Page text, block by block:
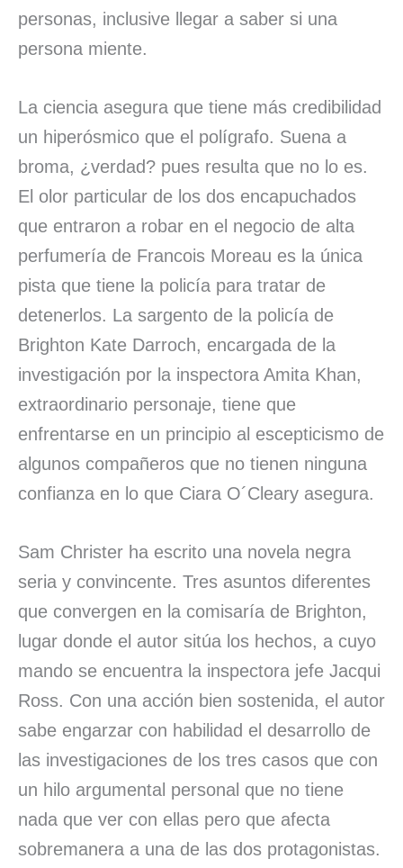
personas, inclusive llegar a saber si una
persona miente.
La ciencia asegura que tiene más credibilidad
un hiperósmico que el polígrafo. Suena a
broma, ¿verdad? pues resulta que no lo es.
El olor particular de los dos encapuchados
que entraron a robar en el negocio de alta
perfumería de Francois Moreau es la única
pista que tiene la policía para tratar de
detenerlos. La sargento de la policía de
Brighton Kate Darroch, encargada de la
investigación por la inspectora Amita Khan,
extraordinario personaje, tiene que
enfrentarse en un principio al escepticismo de
algunos compañeros que no tienen ninguna
confianza en lo que Ciara O´Cleary asegura.
Sam Christer ha escrito una novela negra
seria y convincente. Tres asuntos diferentes
que convergen en la comisaría de Brighton,
lugar donde el autor sitúa los hechos, a cuyo
mando se encuentra la inspectora jefe Jacqui
Ross. Con una acción bien sostenida, el autor
sabe engarzar con habilidad el desarrollo de
las investigaciones de los tres casos que con
un hilo argumental personal que no tiene
nada que ver con ellas pero que afecta
sobremanera a una de las dos protagonistas.